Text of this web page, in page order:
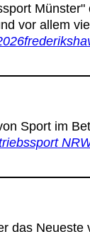
Münster"
vor allem
Sport im
das Neueste